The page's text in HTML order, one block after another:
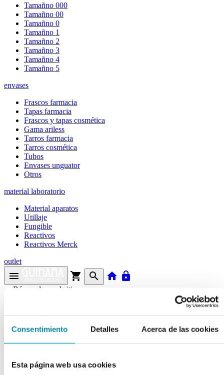
Consentimiento Detalles Acerca de las cookies
Esta página web usa cookies
Tamañno 000
Tamañno 00
Tamañno 0
Tamañno 1
Tamañno 2
Tamañno 3
Tamañno 4
Tamañno 5
envases
Frascos farmacia
Tapas farmacia
Frascos y tapas cosmética
Gama ariless
Tarros farmacia
Tarros cosmética
Tubos
Envases unguator
Otros
material laboratorio
Material aparatos
Utillaje
Fungible
Reactivos
Reactivos Merck
outlet
menu shopping_cart search home lock
Búsqueda en el sitio
Actualmente se encuentra en:
Inicio >>
EXTRACTO MANZANILLA GLICERINADO
arrow_backFicha de producto